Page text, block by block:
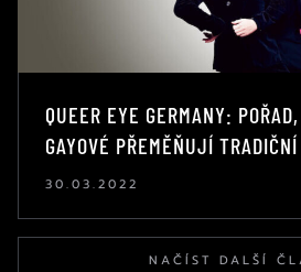
QUEER EYE GERMANY:
GAYOVÉ PŘEMĚŇUJÍ TRADIČNÍ
30.03.2022
NAČÍST DALŠÍ